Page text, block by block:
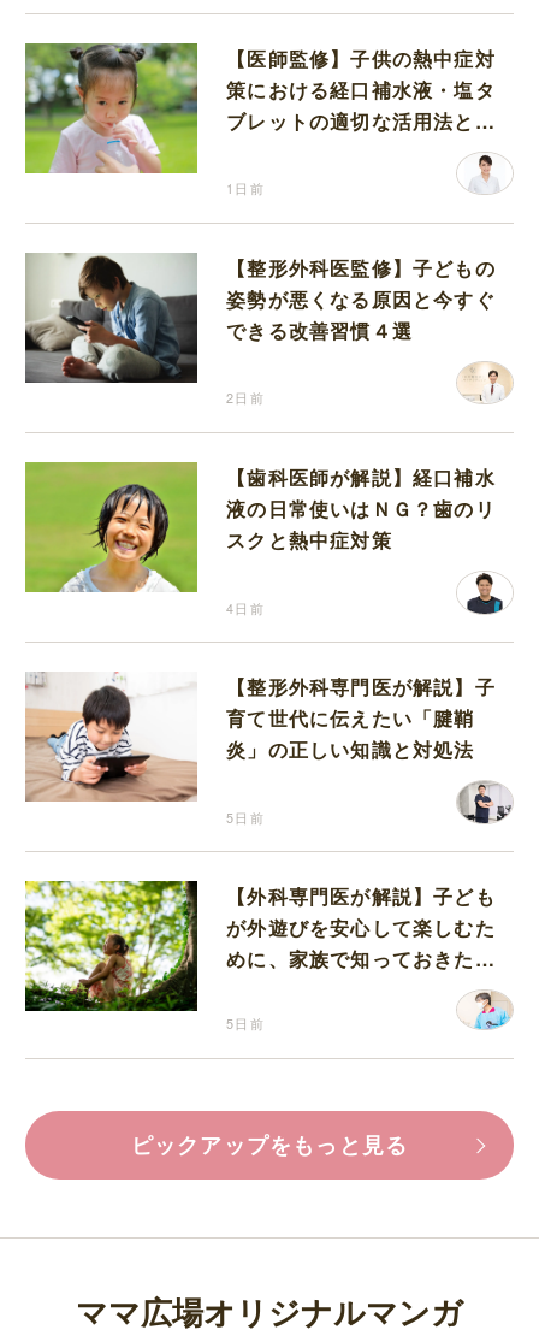
【医師監修】子供の熱中症対
策における経口補水液・塩タ
ブレットの適切な活用法と水
1日前
【整形外科医監修】子どもの
姿勢が悪くなる原因と今すぐ
できる改善習慣４選
2日前
【歯科医師が解説】経口補水
液の日常使いはＮＧ？歯のリ
スクと熱中症対策
4日前
【整形外科専門医が解説】子
育て世代に伝えたい「腱鞘
炎」の正しい知識と対処法
5日前
【外科専門医が解説】子ども
が外遊びを安心して楽しむた
めに、家族で知っておきたい
5日前
ピックアップをもっと見る
ママ広場オリジナルマンガ